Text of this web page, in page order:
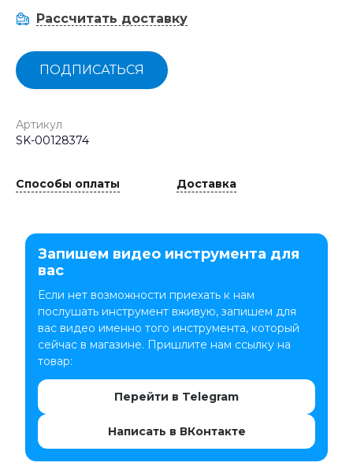
Рассчитать доставку
ПОДПИСАТЬСЯ
Артикул
SK-00128374
Способы оплаты Доставка
Запишем видео инструмента для
вас
Если нет возможности приехать к нам
послушать инструмент вживую, запишем для
вас видео именно того инструмента, который
сейчас в магазине. Пришлите нам ссылку на
товар:
Перейти в Telegram
Написать в ВКонтакте